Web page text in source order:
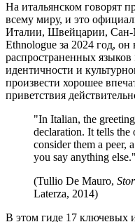
На итальянском говорят
всему миру, и это
Италии, Швейцарии,
Ethnologue за 2024 год,
распространенных
идентичности и
произвести хорошее
приветствия
"In Italian, the
declaration. It tells the
consider them a peer,
you say anything else."
(Tullio De Mauro,
Laterza, 2014)
В этом гиде 17 ключевых